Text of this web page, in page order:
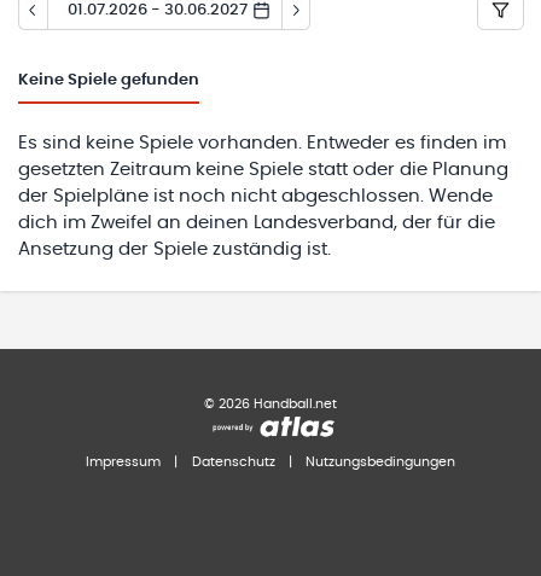
01.07.2026 - 30.06.2027
Keine Spiele gefunden
Es sind keine Spiele vorhanden. Entweder es finden im
gesetzten Zeitraum keine Spiele statt oder die Planung
der Spielpläne ist noch nicht abgeschlossen. Wende
dich im Zweifel an deinen Landesverband, der für die
Ansetzung der Spiele zuständig ist.
© 2026 Handball.net
Impressum Datenschutz Nutzungsbedingungen